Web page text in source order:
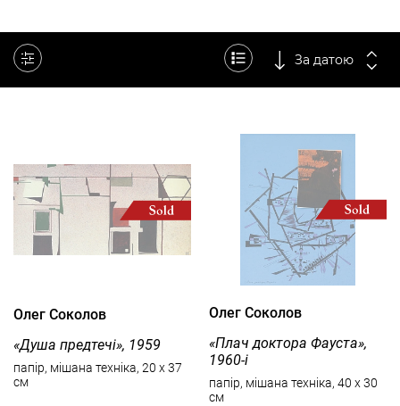
Його творчість — це поєднання глибокої
інтелектуальності, філософської чутливості та
візуальної свободи. Працюючи в умовах
кон’юнктурності й обирали шлях внутрішньої
За датою
Олег Соколов
«Душа предтечі», 1959
папір, мішана техніка, 20 x 37
см
Олег Соколов
«Плач доктора Фауста»,
1960-і
папір, мішана техніка, 40 x 30
см